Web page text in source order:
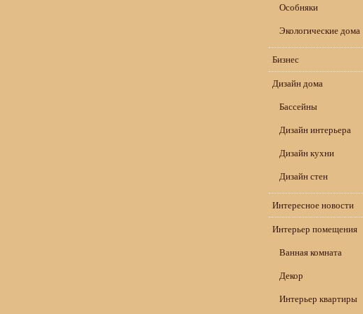
Особняки
Экологические дома
Бизнес
Дизайн дома
Бассейны
Дизайн интерьера
Дизайн кухни
Дизайн стен
Интересное новости
Интерьер помещения
Ванная комната
Декор
Интерьер квартиры